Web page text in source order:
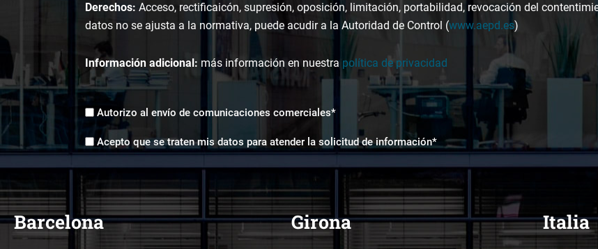
Derechos: Acceso, rectificaicón, supresión, oposición, limitación, portabilidad, revocación del
datos no se ajusta a la normativa, puede acudir a la Autoridad de Control (www.aepd.es)
Información adicional: más información en nuestra política de privacidad
Envíos
comerciales
*
Autorizo al envío de comunicaciones comerciales*
Aceptación
tratamiento
de
*
Acepto que se traten mis datos para atender la solicitud de información*
Barcelona Girona Italia